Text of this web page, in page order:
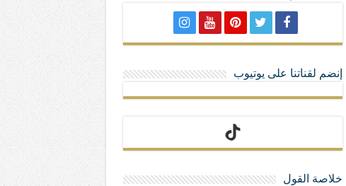
و لا تمنحهم الامتيازات أنساب و أديان
إنضم لقناتنا على يوتيوب
خلاصة القول